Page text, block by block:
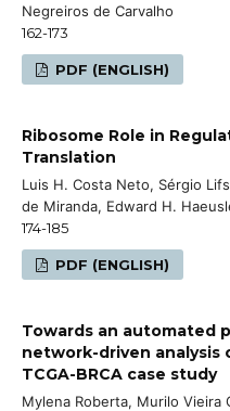
Negreiros de Carvalho
162-173
PDF (ENGLISH)
Ribosome Role in
Translation
Luis H. Costa Neto, Sérgio
de Miranda, Edward H.
174-185
PDF (ENGLISH)
Towards an automated
network-driven analysis
TCGA-BRCA case study
Mylena Roberta, Murilo Vieira